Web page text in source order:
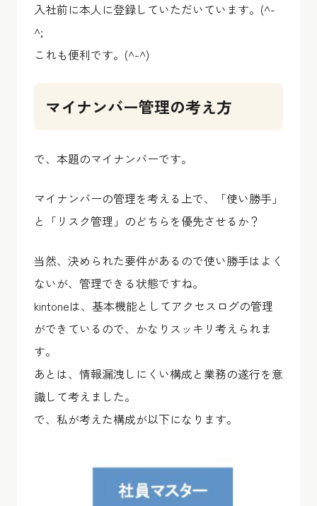
入社前に本人に登録していただいています。(^-
^;
これも便利です。(^-^)
マイナンバー管理の考え方
で、本題のマイナンバーです。
マイナンバーの管理を考える上で、「使い勝手」
と「リスク管理」のどちらを優先させるか？
当然、決められた要件があるので使い勝手はよく
ないが、管理できる状態ですね。
kintoneは、基本機能としてアクセスログの管理
ができているので、かなりスッキリ考えられま
す。
あとは、情報漏洩しにくい構成と業務の遂行を意
識して考えました。
で、私が考えた構成が以下になります。